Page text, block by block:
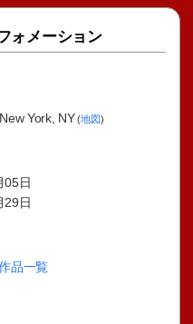
ォメーション
York, NY(地図)
05日
29日
品一覧